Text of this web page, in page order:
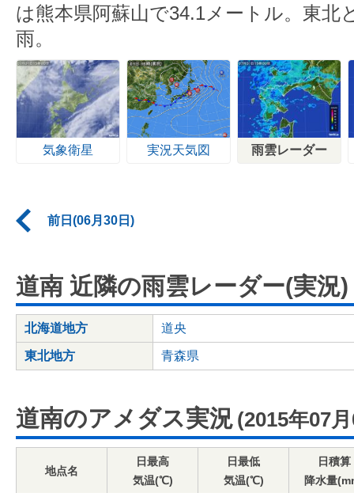
は熊本県阿蘇山で34.1メートル。東北
雨。
気象衛星 実況天気図 雨雲レーダー
前日(06月30日)
道南 近隣の雨雲レーダー(実況)
北海道地方 道央
東北地方 青森県
道南のアメダス実況 (2015年07
地点名
日最高
気温(℃)
日最低
気温(℃)
日積算
降水量